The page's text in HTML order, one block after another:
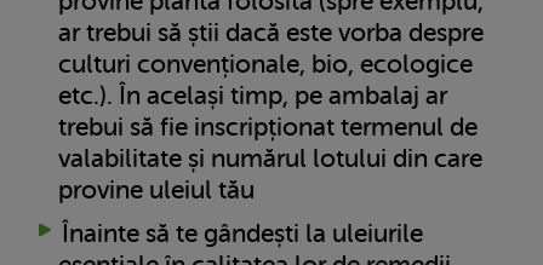
ar trebui să știi dacă este vorba despre
culturi convenționale, bio, ecologice
etc.). În același timp, pe ambalaj ar
trebui să fie inscripționat termenul de
valabilitate și numărul lotului din care
provine uleiul tău
Înainte să te gândești la uleiurile